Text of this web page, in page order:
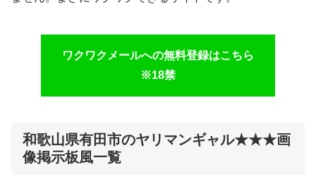
ワクワクメールへの無料登録はこちら
※18禁
和歌山県有田市のヤリマンギャル★★★画
像掲示板風一覧